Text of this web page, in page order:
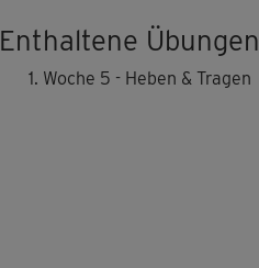
Enthaltene Übungen
Woche 5 - Heben & Tragen